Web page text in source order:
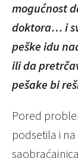
mogućnost
doktora… i
peške idu
ili da
pešake bi
Pored
podsetila i